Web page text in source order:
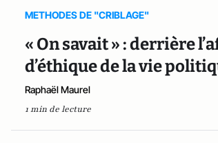
METHODES DE "CRIBLAGE"
« On savait » : derrière
d’éthique de la vie
Raphaël Maurel
1 min de lecture